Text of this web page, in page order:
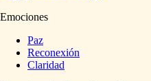
Emociones
Paz
Reconexión
Claridad